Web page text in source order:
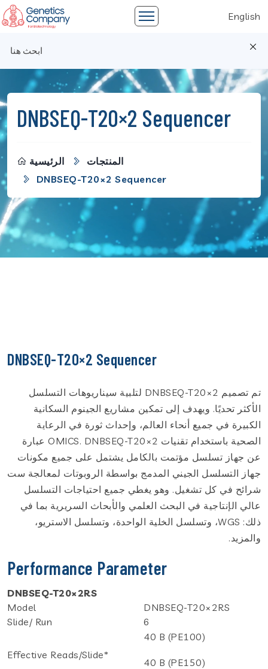
English
DNBSEQ-T20×2 Sequencer
الرئيسية
المنتجات
DNBSEQ-T20×2 Sequencer
DNBSEQ-T20×2 Sequencer
تم تصميم DNBSEQ-T20×2 لتلبية سيناريوهات التسلسل
الأكثر تحديًا. ويهدف إلى تمكين مشاريع الجينوم السكانية
الكبيرة في جميع أنحاء العالم، وإحداث ثورة في الرعاية
الصحية باستخدام تقنيات OMICS. DNBSEQ-T20×2 عبارة
عن جهاز تسلسل مؤتمت بالكامل يشتمل على جميع مكونات
جهاز التسلسل الجيني المدمج بواسطة الروبوتات لمعالجة ست
شرائح في كل تشغيل. وهو يغطي جميع احتياجات التسلسل
عالي الإنتاجية في البحث العلمي والأبحاث السريرية بما في
ذلك: WGS، وتسلسل الخلية الواحدة، وتسلسل الاستريو،
والمزيد.
Performance Parameter
DNBSEQ-T20×2RS
Model
DNBSEQ-T20×2RS
Slide/ Run
6
Effective Reads/Slide*
40 B (PE100)
40 B (PE150)